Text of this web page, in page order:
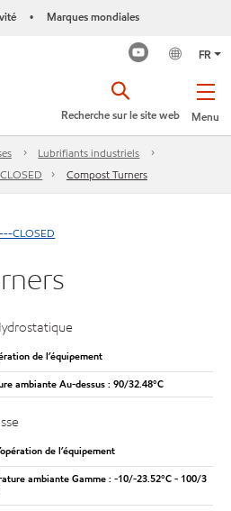
• Marques mondiales
FR
Menu
Recherche sur le site web
Lubrifiants industriels
Compost Turners
CLOSED
de l’équipement
ambiante Au-dessus : 90/32.48°C
de l’équipement
ambiante Gamme : -10/-23.52°C - 100/3